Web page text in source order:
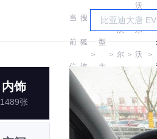
当
前
位
置:
搜
狐
汽
车
＞
车
型
大
＞
沃
尔 ＞
沃
尔
沃
(进
口)
＞
内饰
1489张